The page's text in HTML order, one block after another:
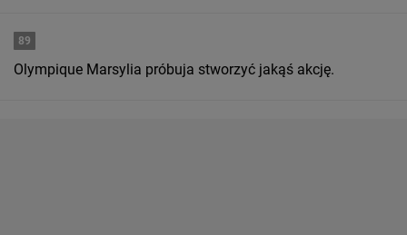
89
Olympique Marsylia próbuja stworzyć jakąś akcję.